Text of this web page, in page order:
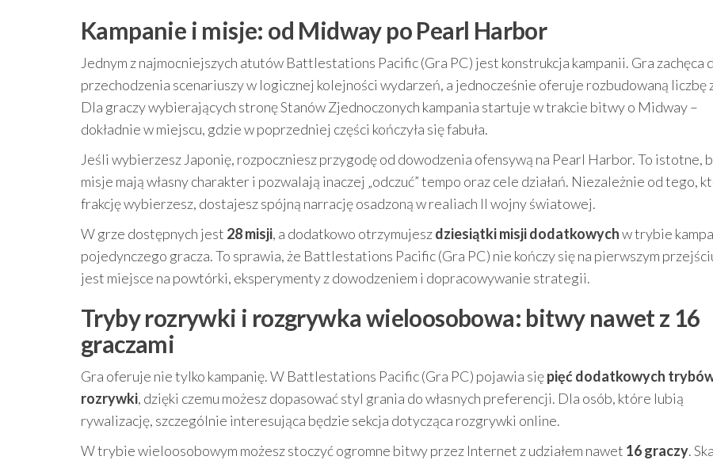
Kampanie i misje: od Midway po Pearl Harbor
Jednym z najmocniejszych atutów Battlestations Pacific (Gra PC) jest konstrukcja kampanii. Gra zachęca
przechodzenia scenariuszy w logicznej kolejności wydarzeń, a jednocześnie oferuje rozbudowaną liczbę
Dla graczy wybierających stronę Stanów Zjednoczonych kampania startuje w trakcie bitwy o Midway –
dokładnie w miejscu, gdzie w poprzedniej części kończyła się fabuła.
Jeśli wybierzesz Japonię, rozpoczniesz przygodę od dowodzenia ofensywą na Pearl Harbor. To istotne,
misje mają własny charakter i pozwalają inaczej „odczuć” tempo oraz cele działań. Niezależnie od tego,
frakcję wybierzesz, dostajesz spójną narrację osadzoną w realiach II wojny światowej.
W grze dostępnych jest 28 misji, a dodatkowo otrzymujeszdziesiątki misji dodatkowychw trybie
pojedynczego gracza. To sprawia, że Battlestations Pacific (Gra PC) nie kończy się na pierwszym
jest miejsce na powtórki, eksperymenty z dowodzeniem i dopracowywanie strategii.
Tryby rozrywki i rozgrywka wieloosobowa: bitwy nawet z 16
graczami
Gra oferuje nie tylko kampanię. W Battlestations Pacific (Gra PC) pojawia siępięć dodatkowych
rozrywki, dzięki czemu możesz dopasować styl grania do własnych preferencji. Dla osób, które lubią
rywalizację, szczególnie interesująca będzie sekcja dotycząca rozgrywki online.
W trybie wieloosobowym możesz stoczyć ogromne bitwy przez Internet z udziałem nawet 16 graczy.